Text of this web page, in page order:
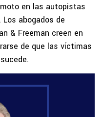
en las autopistas
Los abogados de
& Freeman creen en
de que las víctimas